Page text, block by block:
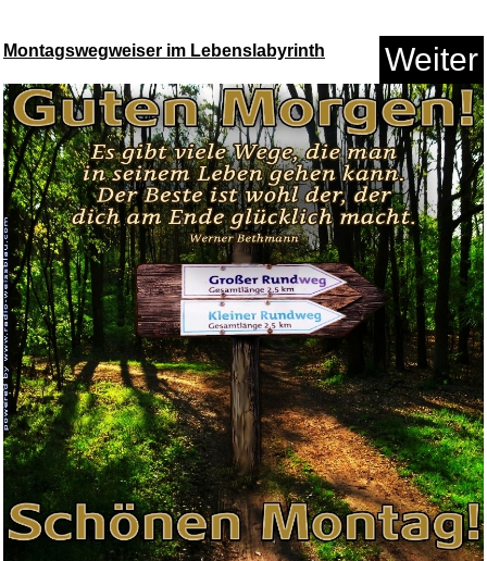
Damen Radfahren Anzug
Kurzarm ...
Anzeige
Wiha Electronic Spitzzange mit...
Montagswegweiser im Lebenslabyrinth Weiter